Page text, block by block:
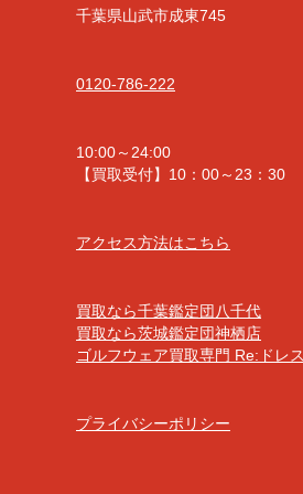
千葉県山武市成東745
0120-786-222
10:00～24:00
【買取受付】10：00～23：30
アクセス方法はこちら
買取なら千葉鑑定団八千代
買取なら茨城鑑定団神栖店
ゴルフウェア買取専門 Re:ドレ
プライバシーポリシー